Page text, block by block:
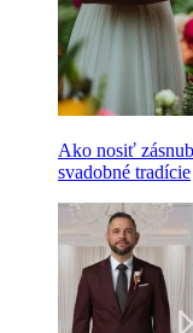
Ako nosiť
svadobné tradície